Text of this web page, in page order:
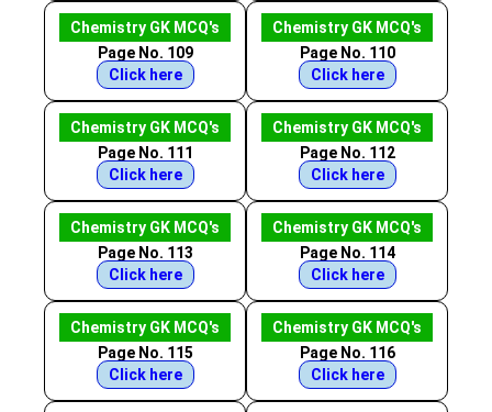
Chemistry GK MCQ's
Page No. 109
Click here
Chemistry GK MCQ's
Page No. 110
Click here
Chemistry GK MCQ's
Page No. 111
Click here
Chemistry GK MCQ's
Page No. 112
Click here
Chemistry GK MCQ's
Page No. 113
Click here
Chemistry GK MCQ's
Page No. 114
Click here
Chemistry GK MCQ's
Page No. 115
Click here
Chemistry GK MCQ's
Page No. 116
Click here